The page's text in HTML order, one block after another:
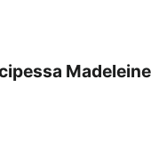
Madeleine